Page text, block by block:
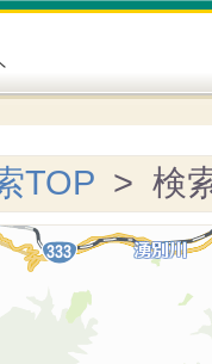
TOP > 検